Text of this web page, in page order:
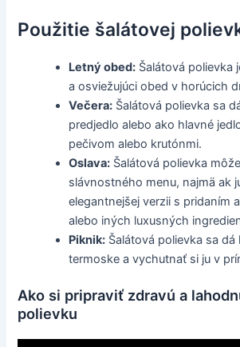
Použitie šalátovej
Letný obed: Šalátová polievka
a osviežujúci obed v horúcich
Večera: Šalátová polievka sa
predjedlo alebo ako hlavné
pečivom alebo krutónmi.
Oslava: Šalátová polievka
slávnostného menu, najmä ak
elegantnejšej verzii s pridaním
alebo iných luxusných
Piknik: Šalátová polievka sa
termoske a vychutnať si ju v
Ako si pripraviť zdravú a
polievku